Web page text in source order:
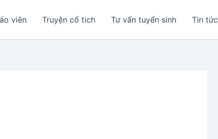
viên Truyện cổ tich Tư vấn tuyển sinh Tin tức